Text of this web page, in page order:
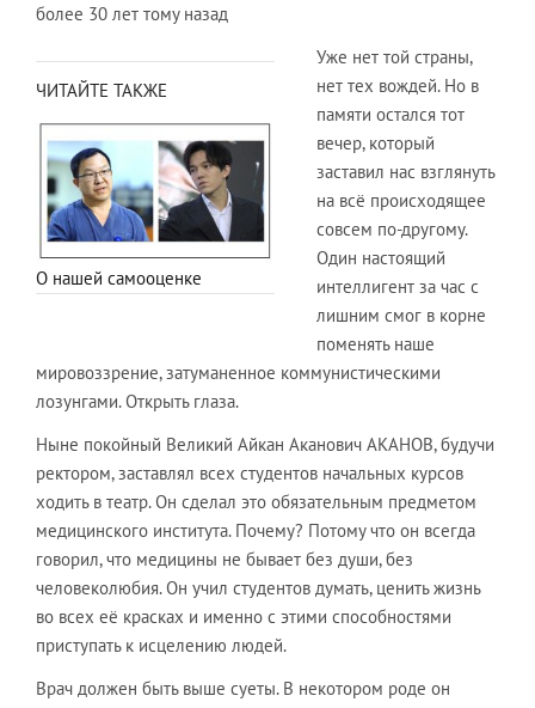
более 30 лет тому назад
ЧИТАЙТЕ ТАКЖЕ
О нашей самооценке
Уже нет той страны,
нет тех вождей. Но в
памяти остался тот
вечер, который
заставил нас взглянуть
на всё происходящее
совсем по-другому.
Один настоящий
интеллигент за час с
лишним смог в корне
поменять наше
мировоззрение, затуманенное коммунистическими
лозунгами. Открыть глаза.
Ныне покойный Великий Айкан Аканович АКАНОВ, будучи
ректором, заставлял всех студентов начальных курсов
ходить в театр. Он сделал это обязательным предметом
медицинского института. Почему? Потому что он всегда
говорил, что медицины не бывает без души, без
человеколюбия. Он учил студентов думать, ценить жизнь
во всех её красках и именно с этими способностями
приступать к исцелению людей.
Врач должен быть выше суеты. В некотором роде он